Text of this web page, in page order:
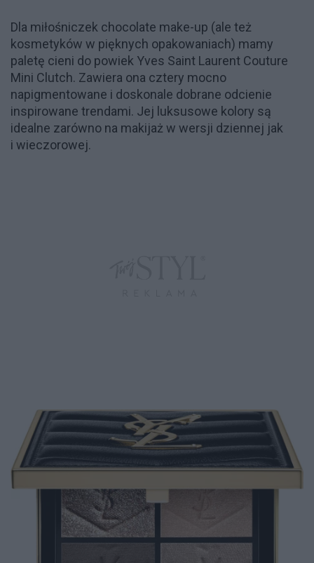
Dla miłośniczek chocolate make-up (ale też
kosmetyków w pięknych opakowaniach) mamy
paletę cieni do powiek Yves Saint Laurent Couture
Mini Clutch. Zawiera ona cztery mocno
napigmentowane i doskonale dobrane odcienie
inspirowane trendami. Jej luksusowe kolory są
idealne zarówno na makijaż w wersji dziennej jak
i wieczorowej.